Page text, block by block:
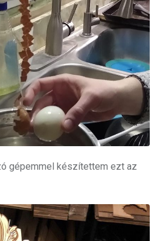
gépemmel készítettem ezt az